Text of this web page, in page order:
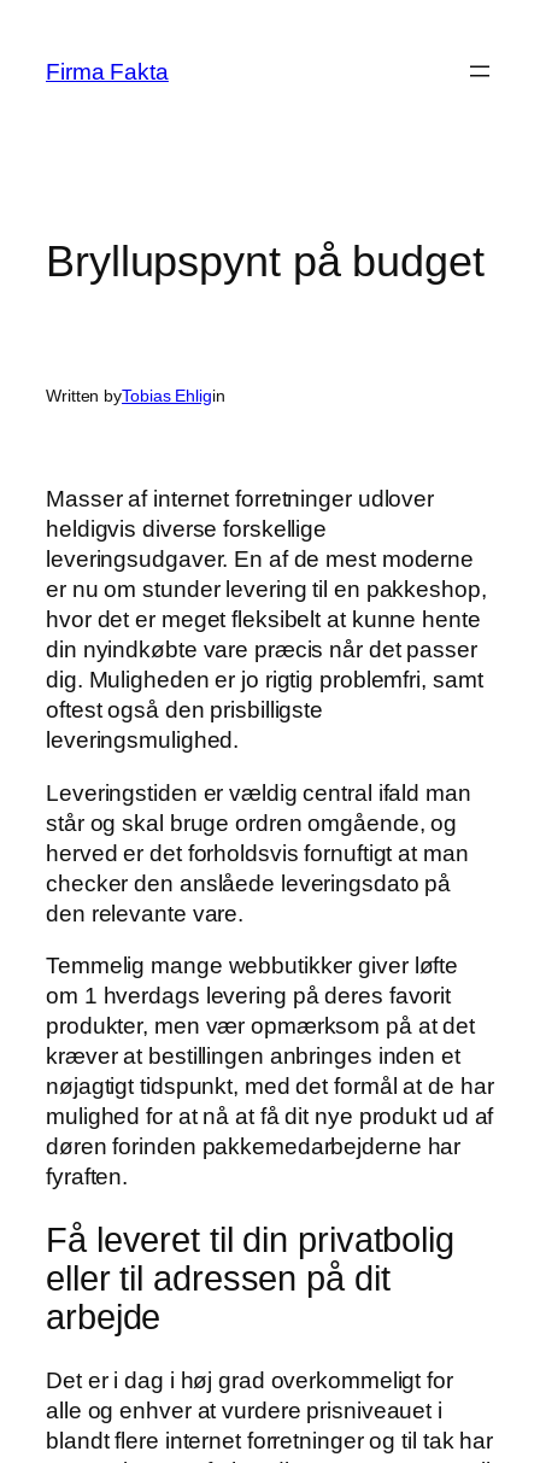
content
Firma Fakta
Bryllupspynt på budget
Written byTobias Ehligin
Masser af internet forretninger udlover
heldigvis diverse forskellige
leveringsudgaver. En af de mest moderne
er nu om stunder levering til en pakkeshop,
hvor det er meget fleksibelt at kunne hente
din nyindkøbte vare præcis når det passer
dig. Muligheden er jo rigtig problemfri, samt
oftest også den prisbilligste
leveringsmulighed.
Leveringstiden er vældig central ifald man
står og skal bruge ordren omgående, og
herved er det forholdsvis fornuftigt at man
checker den anslåede leveringsdato på
den relevante vare.
Temmelig mange webbutikker giver løfte
om 1 hverdags levering på deres favorit
produkter, men vær opmærksom på at det
kræver at bestillingen anbringes inden et
nøjagtigt tidspunkt, med det formål at de har
mulighed for at nå at få dit nye produkt ud af
døren forinden pakkemedarbejderne har
fyraften.
Få leveret til din privatbolig
eller til adressen på dit
arbejde
Det er i dag i høj grad overkommeligt for
alle og enhver at vurdere prisniveauet i
blandt flere internet forretninger og til tak har